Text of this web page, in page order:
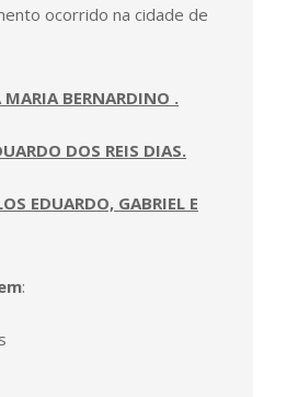
ocorrido na cidade de
MARIA BERNARDINO .
DOS REIS DIAS.
EDUARDO, GABRIEL E
: